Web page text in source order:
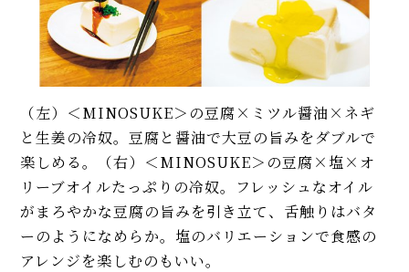
（左）＜MINOSUKE＞の豆腐×ミツル醤油×ネギ
と生姜の冷奴。豆腐と醤油で大豆の旨みをダブルで
楽しめる。（右）＜MINOSUKE＞の豆腐×塩×オ
リーブオイルたっぷりの冷奴。フレッシュなオイル
がまろやかな豆腐の旨みを引き立て、舌触りはバタ
ーのようになめらか。塩のバリエーションで食感の
アレンジを楽しむのもいい。